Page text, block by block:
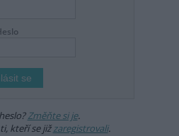
Změňte si je.
kteří se jižzaregistrovali.